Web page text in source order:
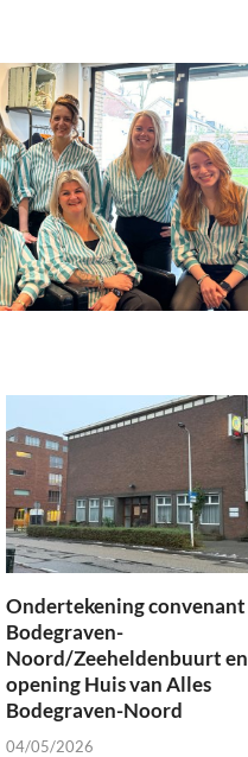
Ondertekening convenant
Bodegraven-
Noord/Zeeheldenbuurt en
opening Huis van Alles
Bodegraven-Noord
04/05/2026